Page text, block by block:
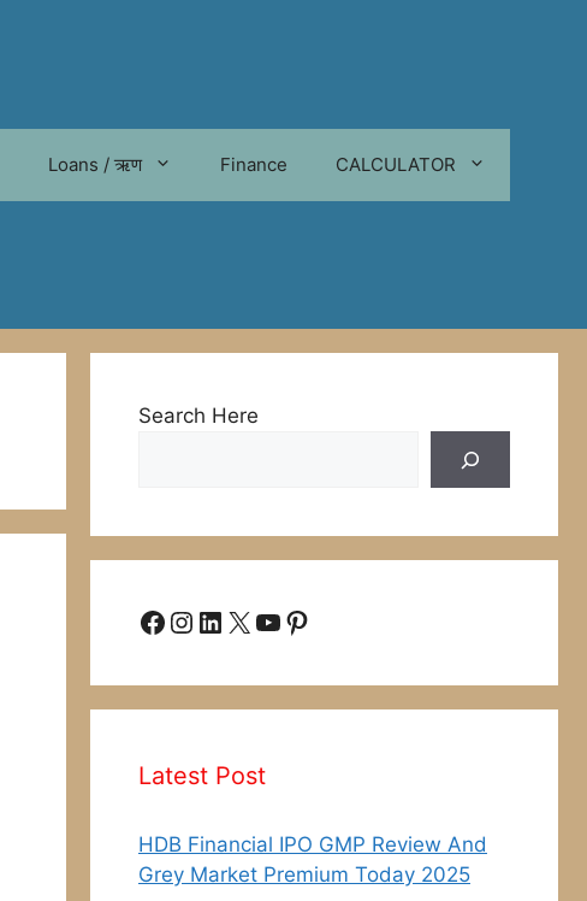
Loans / ऋण Finance CALCULATOR
Search Here
Facebook
Instagram
LinkedIn
X YouTube
Pinterest
Latest Post
HDB Financial IPO GMP Review And
Grey Market Premium Today 2025